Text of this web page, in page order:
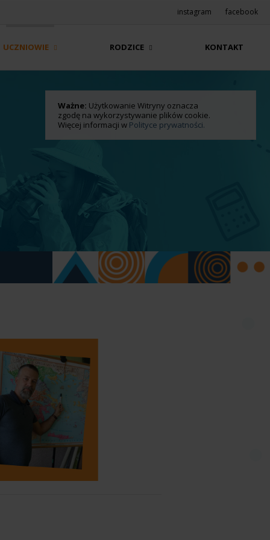
Ważne: Użytkowanie Witryny oznacza
zgodę na wykorzystywanie plików cookie.
Więcej informacji w Polityce prywatności.
instagram facebook
UCZNIOWIE RODZICE KONTAKT